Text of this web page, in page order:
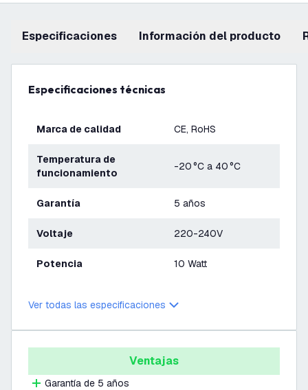
Especificaciones información del producto
Especificaciones técnicas
Marca de calidad CE, RoHS
Temperatura de
funcionamiento
-20 °C a 40 °C
Garantía 5 años
Voltaje 220-240V
Potencia 10 Watt
Ver todas las especificaciones
Ventajas
Garantía de 5 años